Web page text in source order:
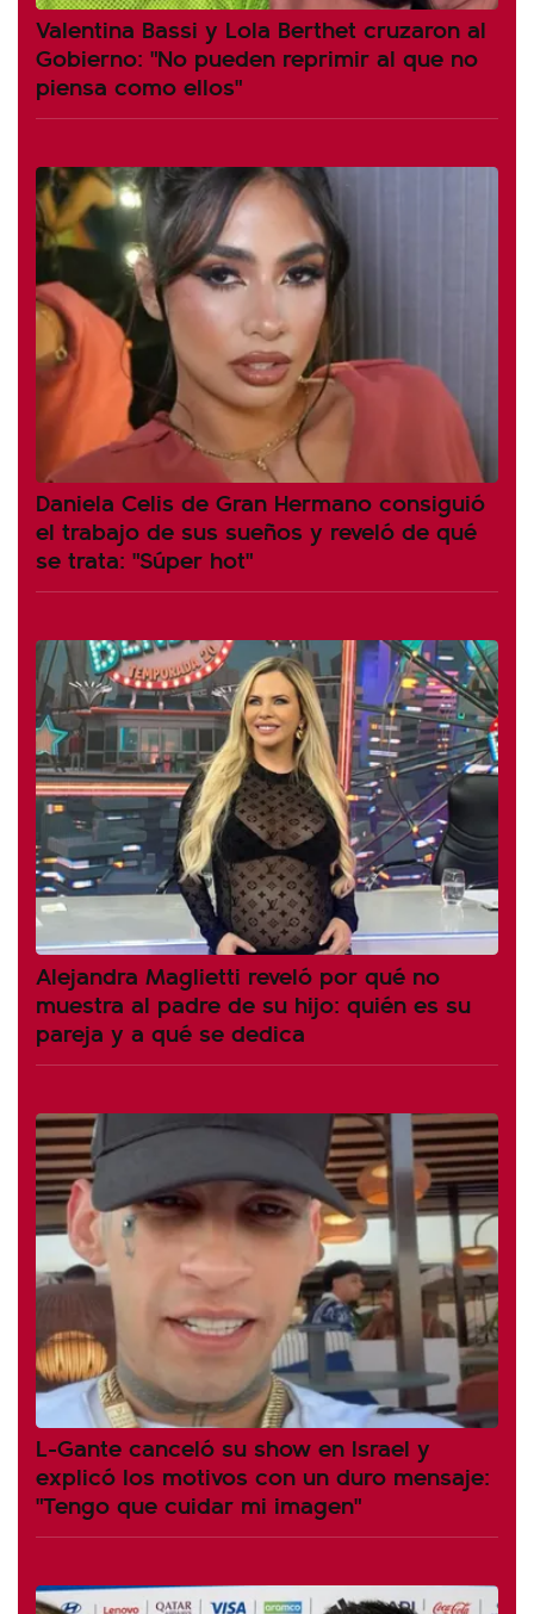
Valentina Bassi y Lola Berthet cruzaron al
Gobierno: "No pueden reprimir al que no
piensa como ellos"
Daniela Celis de Gran Hermano consiguió
el trabajo de sus sueños y reveló de qué
se trata: "Súper hot"
Alejandra Maglietti reveló por qué no
muestra al padre de su hijo: quién es su
pareja y a qué se dedica
L-Gante canceló su show en Israel y
explicó los motivos con un duro mensaje:
"Tengo que cuidar mi imagen"